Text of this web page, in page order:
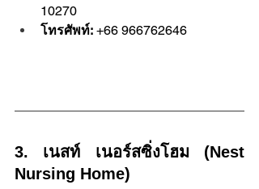
10270
โทรศัพท์: +66 966762646
3. เนสท์ เนอร์สซิ่งโฮม (Nest
Nursing Home)